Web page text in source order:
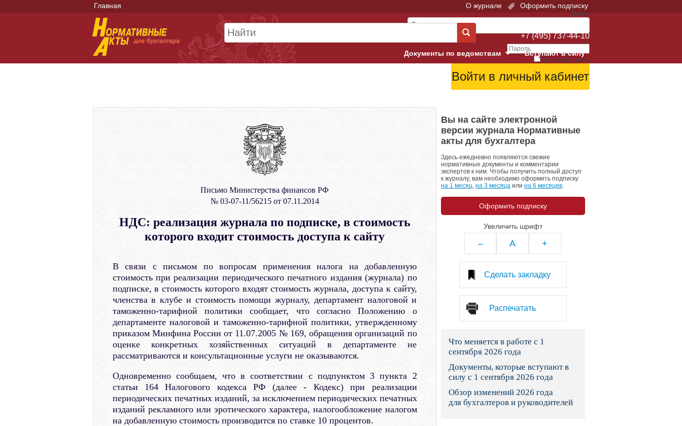
Главная О журнале Оформить подписку
Войти
Запомнить меня
+7 (495) 737-44-10
Вступают в силу
Документы по ведомствам
Арбитражные суды
Верховный Суд
Гострудинспекция в г. Москве
Конституционный Суд
Президент: законы и указы
Роструд
Социальный фонд России
Суд общей юрисдикции
Федеральная налоговая служба
Фонд социального страхования
Остальные ведомства
Письмо Министерства финансов РФ
№ 03-07-11/56215 от 07.11.2014
НДС: реализация журнала по подписке, в стоимость
которого входит стоимость доступа к сайту
В связи с письмом по вопросам применения налога на добавленную
стоимость при реализации периодического печатного издания (журнала) по
подписке, в стоимость которого входят стоимость журнала, доступа к сайту,
членства в клубе и стоимость помощи журналу, департамент налоговой и
таможенно-тарифной политики сообщает, что согласно Положению о
департаменте налоговой и таможенно-тарифной политики, утвержденному
приказом Минфина России от 11.07.2005 № 169, обращения организаций по
оценке конкретных хозяйственных ситуаций в департаменте не
рассматриваются и консультационные услуги не оказываются.
Одновременно сообщаем, что в соответствии с подпунктом 3 пункта 2
статьи 164 Налогового кодекса РФ (далее - Кодекс) при реализации
периодических печатных изданий, за исключением периодических печатных
изданий рекламного или эротического характера, налогообложение налогом
на добавленную стоимость производится по ставке 10 процентов.
Вы на сайте электронной
версии журнала Нормативные
акты для бухгалтера
Здесь ежедневно появляются свежие
нормативные документы и комментарии
экспертов к ним. Чтобы получить полный доступ
к журналу, вам необходимо оформить подписку
на 1 месяц, на 3 месяца или на 6 месяцев.
Оформить подписку
Увеличить шрифт
– A +
Сделать закладку
Распечатать
Что меняется в работе с 1
сентября 2026 года
Документы, которые вступают в
силу с 1 сентября 2026 года
Обзор изменений 2026 года
для бухгалтеров и руководителей